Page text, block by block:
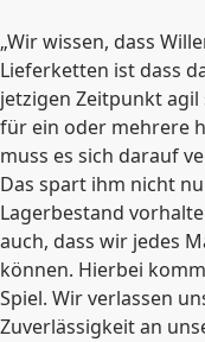
„Wir wissen, dass
Lieferketten ist dass
jetzigen Zeitpunkt agil
für ein oder mehrere
muss es sich darauf
Das spart ihm nicht
Lagerbestand
auch, dass wir jedes
können. Hierbei
Spiel. Wir verlassen
Zuverlässigkeit an